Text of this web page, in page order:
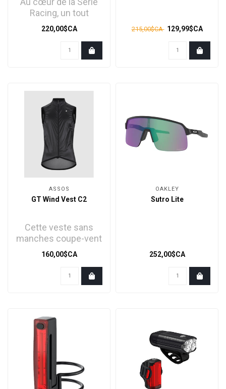
Racing, un tout
nouveau maillot
conçu avec une
technologi..
220,00$CA 215,00$CA 129,99$CA
ASSOS
GT Wind Vest C2
Cette veste sans
manches coupe-vent
a été conçue pour
apporter une
protection..
160,00$CA
OAKLEY
Sutro Lite
252,00$CA